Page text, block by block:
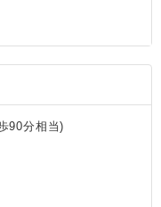
90分相当)